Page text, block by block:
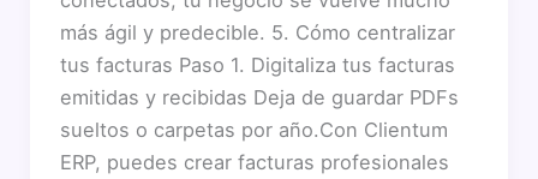
más ágil y predecible. 5. Cómo centralizar
tus facturas Paso 1. Digitaliza tus facturas
emitidas y recibidas Deja de guardar PDFs
sueltos o carpetas por año.Con Clientum
ERP, puedes crear facturas profesionales